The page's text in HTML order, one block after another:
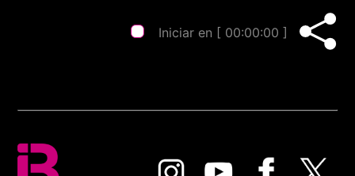
Iniciar en [ 00:00:00 ]